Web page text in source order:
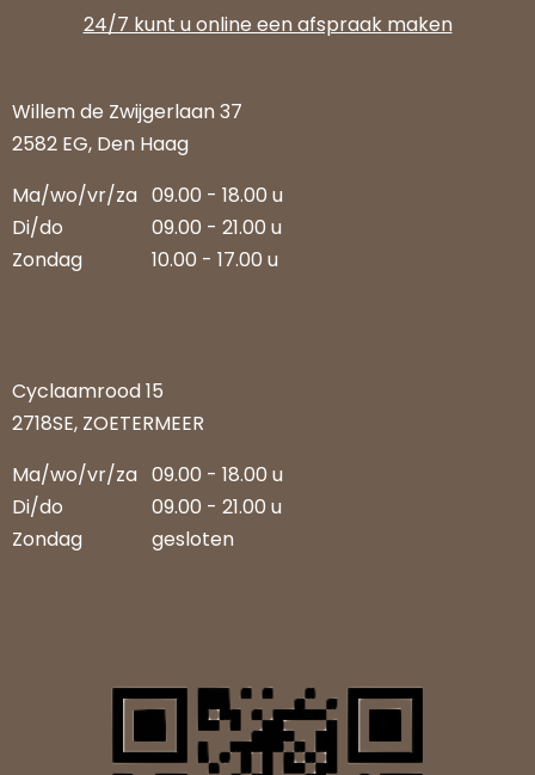
24/7 kunt u online een afspraak maken
Willem de Zwijgerlaan 37
2582 EG, Den Haag
Ma/wo/vr/za 09.00 - 18.00 u
Di/do
09.00 - 21.00 u
Zondag
10.00 - 17.00 u
Cyclaamrood 15
2718SE, ZOETERMEER
Ma/wo/vr/za 09.00 - 18.00 u
Di/do
09.00 - 21.00 u
Zondag
gesloten